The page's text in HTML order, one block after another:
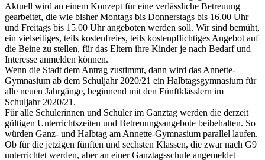
Aktuell wird an einem Konzept für eine verlässliche Betreuung
gearbeitet, die wie bisher Montags bis Donnerstags bis 16.00 Uhr
und Freitags bis 15.00 Uhr angeboten werden soll. Wir sind bemüht,
ein vielseitiges, teils kostenfreies, teils kostenpflichtiges Angebot auf
die Beine zu stellen, für das Eltern ihre Kinder je nach Bedarf und
Interesse anmelden können.
Wenn die Stadt dem Antrag zustimmt, dann wird das Annette-
Gymnasium ab dem Schuljahr 2020/21 ein Halbtagsgymnasium für
alle neuen Jahrgänge, beginnend mit den Fünftklässlern im
Schuljahr 2020/21.
Für alle Schülerinnen und Schüler im Ganztag werden die derzeit
gültigen Unterrichtszeiten und Betreuungsangebote beibehalten. So
würden Ganz- und Halbtag am Annette-Gymnasium parallel laufen.
Ob für die jetzigen fünften und sechsten Klassen, die zwar nach G9
unterrichtet werden, aber an einer Ganztagsschule angemeldet